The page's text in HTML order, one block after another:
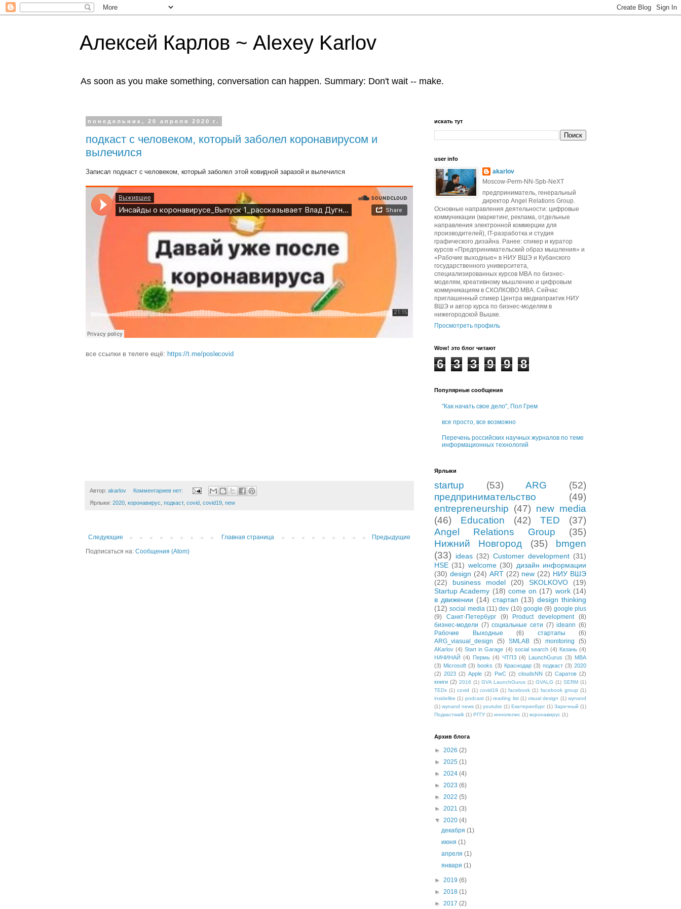
Алексей Карлов ~ Alexey Karlov
As soon as you make something, conversation can happen. Summary: Don't wait -- make.
понедельник, 20 апреля 2020 г.
подкаст с человеком, который заболел коронавирусом и
вылечился
Записал подкаст с человеком, который заболел этой ковидной заразой и вылечился
все ссылки в телеге ещё: https://t.me/poslecovid
Автор: akarlov Комментариев нет:
Ярлыки: 2020 коронавирус подкаст, covid covid19 new
Следующие Предыдущие
Главная страница
Подписаться на: Сообщения (Atom)
искать тут
user info
akarlov
Moscow-Perm-NN-Spb-NeXT
предприниматель, генеральный
директор Angel Relations Group.
Основные направления деятельности: цифровые
коммуникации (маркетинг, реклама, отдельные
направления электронной коммерции для
производителей), IT-разработка и студия
графического дизайна. Ранее: спикер и куратор
курсов «Предпринимательский образ мышления» и
«Рабочие выходные» в НИУ ВШЭ и Кубанского
государственного университета,
специализированных курсов МВА по бизнес-
моделям, креативному мышлению и цифровым
коммуникациям в СКОЛКОВО МВА. Сейчас
приглашенный спикер Центра медиапрактик НИУ
ВШЭ и автор курса по бизнес-моделям в
нижегородской Вышке.
Просмотреть профиль
Wow! это блог читают
6 3 3 9 9 8
Популярные сообщения
"Как начать свое дело", Пол Грем
все просто, все возможно
Перечень российских научных журналов по теме
информационных технологий
Ярлыки
startup (53) ARG
(52)
предпринимательство
(49)
entrepreneurship (47) new media
(46)
Education (42) TED
(37)
Angel Relations Group
(35)
Нижний Новгород
(35)
bmgen
(33)
ideas (32) Customer development (31)
HSE (31) welcome (30) дизайн информации
(30) design (24) ART (22) new (22) НИУ ВШЭ
(22)
business model (20) SKOLKOVO
(19)
Startup Academy (18) come on (17) work (14)
в движении (14) стартап (13) design thinking
(12) social media (11) dev (10) google (9) google plus
(9)
Санкт-Петербург (9) Product development
(8)
бизнес-модели (7) социальные сети (7) ideann (6)
Рабочие Выходные
(6) стартапы
(6)
ARG_viasual_design
(5) SMLAB (5) monitoring (5)
AKarlov (4) Start in Garage (4) social search (4) Казань (4)
НАЧИНАЙ (4) Пермь (4) ЧТПЗ (4) LaunchGurus (3) MBA
(3) Microsoft (3) books (3) Краснодар (3) подкаст (3) 2020
(2) 2023 (2) Apple (2) PwC (2) cloudsNN (2) Саратов (2)
книги (2) 2016 (1) GVA LaunchGurus (1) GVALG (1) SERM (1)
TEDx (1) covid (1) covid19 (1) facebook (1) facebook group (1)
insidelike (1) podcast (1) reading list (1) visual design (1) wynand
(1) wynand news (1) youtube (1) Екатеринбург (1) Заречный (1)
Подкастwalk (1) РГГУ (1) иннополис (1) коронавирус (1)
Архив блога
► 2026 (2)
► 2025 (1)
► 2024 (4)
► 2023 (6)
► 2022 (5)
► 2021 (3)
▼ 2020 (4)
декабря(1)
июня(1)
апреля(1)
января(1)
► 2019 (6)
► 2018 (1)
► 2017 (2)